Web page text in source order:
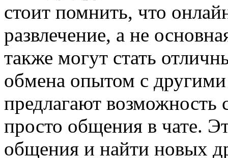
стоит помнить, что
развлечение, а не
также могут стать
обмена опытом с
предлагают возможность
просто общения в чате.
общения и найти новых